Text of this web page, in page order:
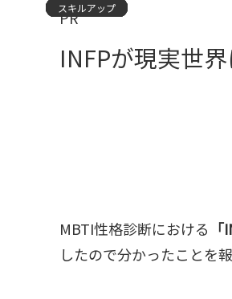
PR
INFPが現実世
MBTI性格診断における
したので分かったことを報
スキルアップ
スキルアップ
スキルアップ
スキルアップ
スキルアップ
スキルアップ
スキルアップ
スキルアップ
スキルアップ
スキルアップ
スキルアップ
スキルアップ
スキルアップ
スキルアップ
スキルアップ